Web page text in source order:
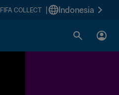
FIFA COLLECT Indonesia